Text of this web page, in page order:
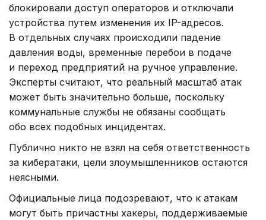
блокировали доступ операторов и отключали
устройства путем изменения их IP-адресов.
В отдельных случаях происходили падение
давления воды, временные перебои в подаче
и переход предприятий на ручное управление.
Эксперты считают, что реальный масштаб атак
может быть значительно больше, поскольку
коммунальные службы не обязаны сообщать
обо всех подобных инцидентах.
Публично никто не взял на себя ответственность
за кибератаки, цели злоумышленников остаются
неясными.
Официальные лица подозревают, что к атакам
могут быть причастны хакеры, поддерживаемые